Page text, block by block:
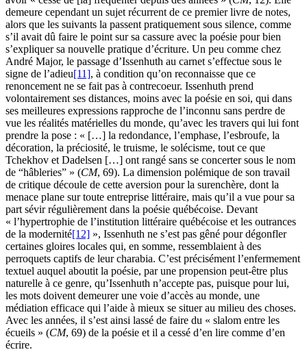
demeure cependant un sujet récurrent de ce premier livre de notes,
alors que les suivants la passent pratiquement sous silence, comme
s’il avait dû faire le point sur sa cassure avec la poésie pour bien
s’expliquer sa nouvelle pratique d’écriture. Un peu comme chez
André Major, le passage d’Issenhuth au carnet s’effectue sous le
signe de l’adieu[11], à condition qu’on reconnaisse que ce
renoncement ne se fait pas à contrecoeur. Issenhuth prend
volontairement ses distances, moins avec la poésie en soi, qui dans
ses meilleures expressions rapproche de l’inconnu sans perdre de
vue les réalités matérielles du monde, qu’avec les travers qui lui font
prendre la pose : « […] la redondance, l’emphase, l’esbroufe, la
décoration, la préciosité, le truisme, le solécisme, tout ce que
Tchekhov et Dadelsen […] ont rangé sans se concerter sous le nom
de “hâbleries” » (CM, 69). La dimension polémique de son travail
de critique découle de cette aversion pour la surenchère, dont la
menace plane sur toute entreprise littéraire, mais qu’il a vue pour sa
part sévir régulièrement dans la poésie québécoise. Devant
« l’hypertrophie de l’institution littéraire québécoise et les outrances
de la modernité[12] », Issenhuth ne s’est pas gêné pour dégonfler
certaines gloires locales qui, en somme, ressemblaient à des
perroquets captifs de leur charabia. C’est précisément l’enfermement
textuel auquel aboutit la poésie, par une propension peut-être plus
naturelle à ce genre, qu’Issenhuth n’accepte pas, puisque pour lui,
les mots doivent demeurer une voie d’accès au monde, une
médiation efficace qui l’aide à mieux se situer au milieu des choses.
Avec les années, il s’est ainsi lassé de faire du « slalom entre les
écueils » (CM, 69) de la poésie et il a cessé d’en lire comme d’en
écrire.